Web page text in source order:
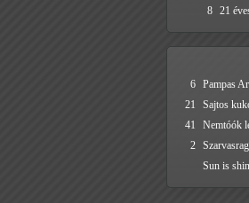
8 21
6 Pampas
21
Sajtos
41
Nemtóók
2
Sun is